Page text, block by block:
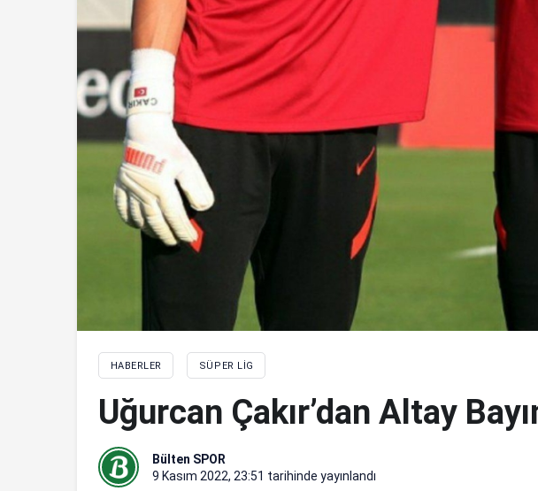
HABERLER SÜPER LIG
Uğurcan Çakır’dan Altay
Bülten SPOR
9 Kasım 2022, 23:51 tarihinde yayınlandı